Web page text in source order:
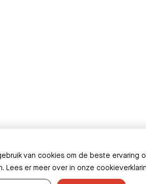
van cookies om de beste ervaring
Lees er meer over in onze